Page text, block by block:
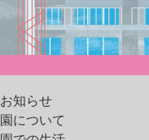
お知らせ
園について